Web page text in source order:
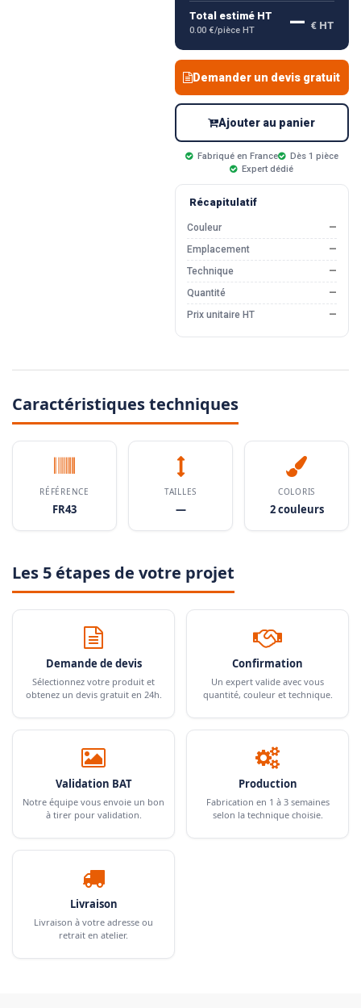
Total estimé HT
0.00 €/pièce HT — € HT
Demander un devis gratuit
Ajouter au panier
Fabriqué en France
Dès 1 pièce
Expert dédié
Récapitulatif
Couleur
—
Emplacement
—
Technique
—
Quantité
—
Prix unitaire HT
—
Caractéristiques techniques
RÉFÉRENCE
FR43
TAILLES
—
COLORIS
2 couleurs
Les 5 étapes de votre projet
Demande de devis
Sélectionnez votre produit et
obtenez un devis gratuit en 24h.
Confirmation
Un expert valide avec vous
quantité, couleur et technique.
Validation BAT
Notre équipe vous envoie un bon
à tirer pour validation.
Production
Fabrication en 1 à 3 semaines
selon la technique choisie.
Livraison
Livraison à votre adresse ou
retrait en atelier.